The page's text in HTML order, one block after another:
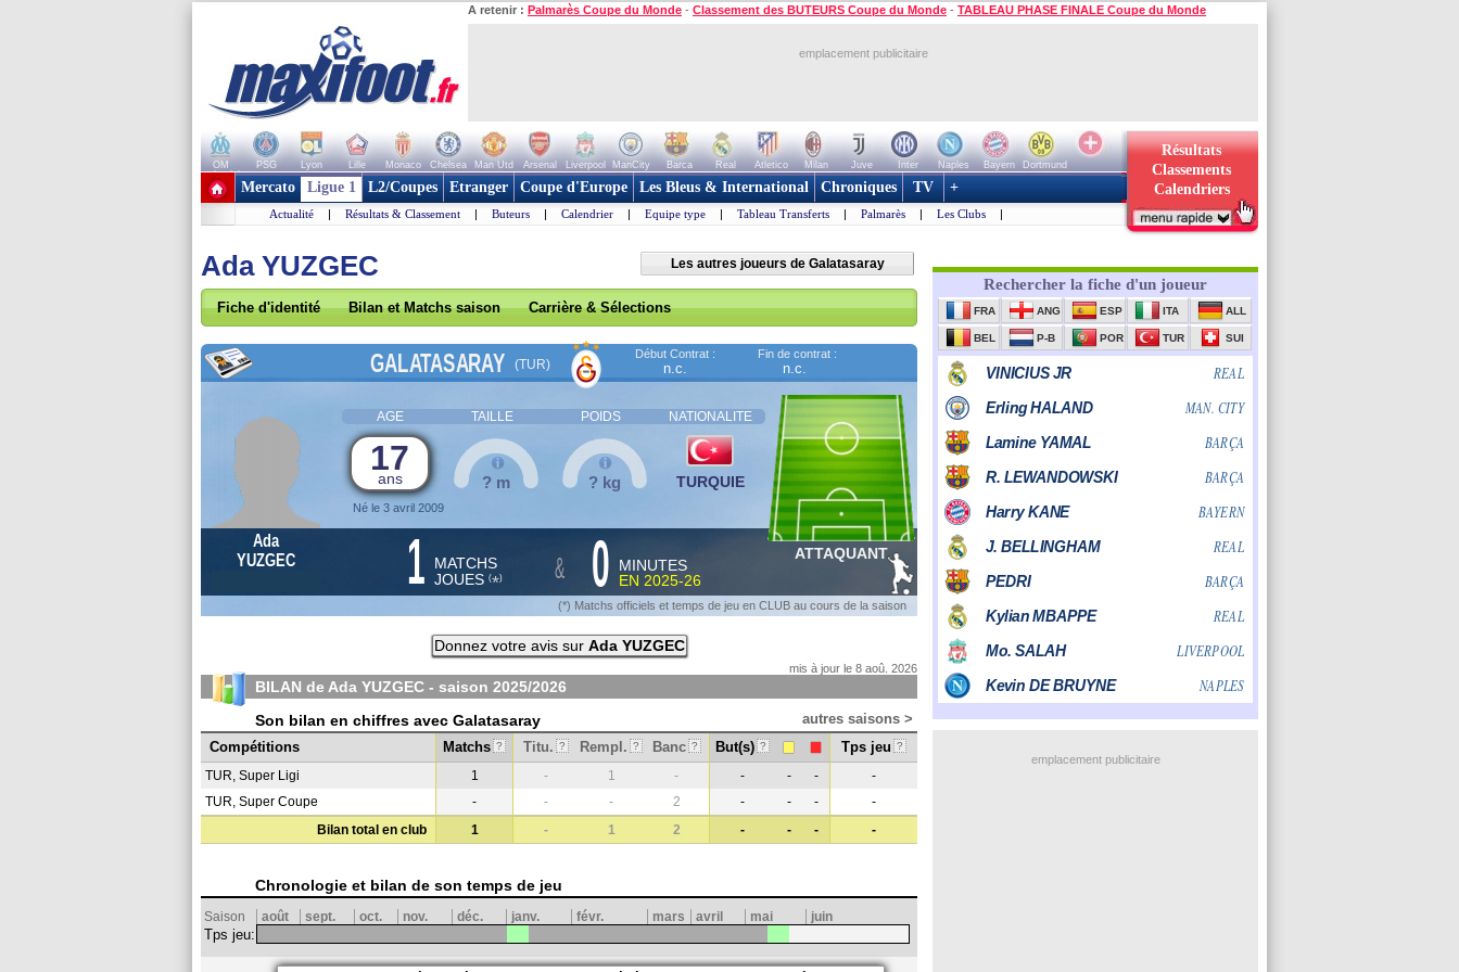
A retenir : Palmarès Coupe du Monde - Classement des BUTEURS Coupe du Monde - TABLEAU PHASE FINALE Coupe du Monde
emplacement publicitaire
OM PSG Lyon Lille Monaco Chelsea Man Utd Arsenal Liverpool ManCity Barca Real Atletico Milan Juve Inter Naples Bayern
Dortmund
+ de clubs
Résultats
Classements
Calendriers
Mercato Ligue 1 L2/Coupes Etranger Coupe d'Europe Les Bleus & International Chroniques TV +
Actualité | Résultats & Classement | Buteurs | Calendrier | Equipe type | Tableau Transferts | Palmarès | Les Clubs |
Ada YUZGEC Les autres joueurs de Galatasaray
Fiche d'identité Bilan et Matchs saison Carrière & Sélections
GALATASARAY (TUR)
Début Contrat :
n.c.
Fin de contrat :
n.c.
AGE TAILLE POIDS NATIONALITE
17
ans
Né le 3 avril 2009
? m ? kg TURQUIE
Ada
YUZGEC
1 MATCHS
JOUES (*) & 0
MINUTES
EN 2025-26
ATTAQUANT
(*) Matchs officiels et temps de jeu en CLUB au cours de la saison
Donnez votre avis sur Ada YUZGEC
mis à jour le 8 aoû. 2026
BILAN de Ada YUZGEC - saison 2025/2026
Son bilan en chiffres avec Galatasaray
autres saisons >
Compétitions
Matchs ? Titu. ? Rempl. ? Banc ? But(s) ? Tps jeu ?
TUR, Super Ligi 1 - 1 - - - -
-
TUR, Super Coupe
- - - 2 - - -
-
Bilan total en club
1 - 1 2 - - - -
Chronologie et bilan de son temps de jeu
Saison août sept. oct. nov. déc. janv. févr. mars avril mai juin
Tps jeu:
emplacement publicitaire